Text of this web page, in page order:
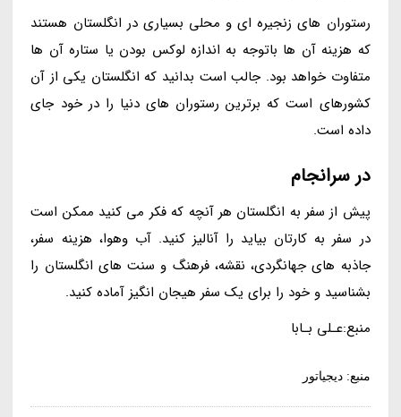
رستوران های زنجیره ای و محلی بسیاری در انگلستان هستند
که هزینه آن ها باتوجه به اندازه لوکس بودن یا ستاره آن ها
متفاوت خواهد بود. جالب است بدانید که انگلستان یکی از آن
کشورهای است که برترین رستوران های دنیا را در خود جای
داده است.
در سرانجام
پیش از سفر به انگلستان هر آنچه که فکر می کنید ممکن است
در سفر به کارتان بیاید را آنالیز کنید. آب وهوا، هزینه سفر،
جاذبه های جهانگردی، نقشه، فرهنگ و سنت های انگلستان را
بشناسید و خود را برای یک سفر هیجان انگیز آماده کنید.
منبع:عـلی بـابا
منبع: دیجیاتور